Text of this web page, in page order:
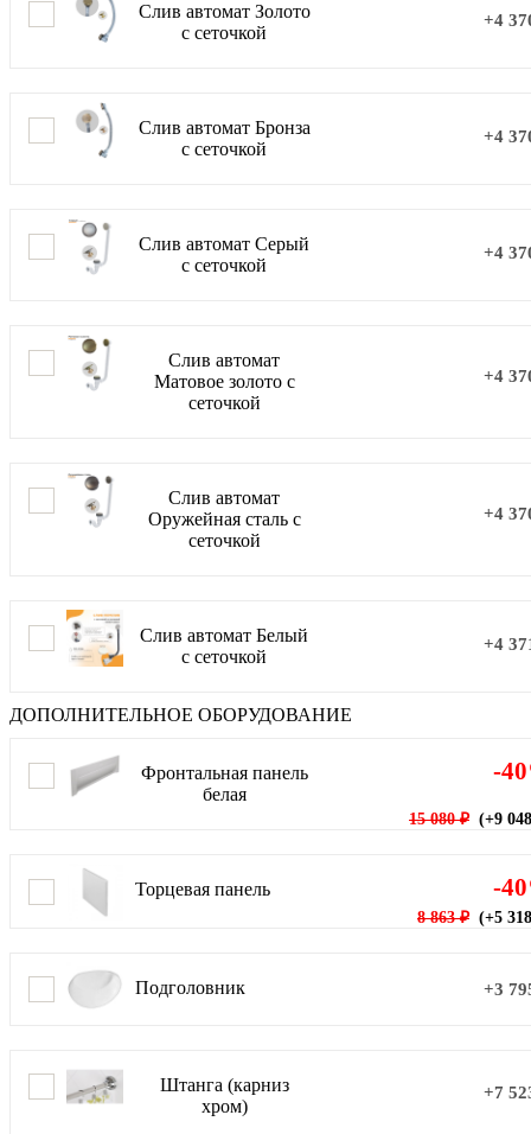
Слив автомат Золото
с сеточкой
+4
Слив автомат Бронза
с сеточкой
+4
Слив автомат Серый
с сеточкой
+4
Слив автомат
Матовое золото с
сеточкой
+4
Слив автомат
Оружейная сталь с
сеточкой
+4
Слив автомат Белый
с сеточкой
+4
ДОПОЛНИТЕЛЬНОЕ ОБОРУДОВАНИЕ
Фронтальная панель
белая
-
15 080 ₽(+9
Торцевая панель -
8 863 ₽(+5
Подголовник +3
Штанга (карниз
хром)
+7